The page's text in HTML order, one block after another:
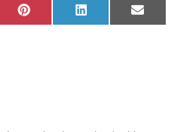
Pinterest LinkedIn Email